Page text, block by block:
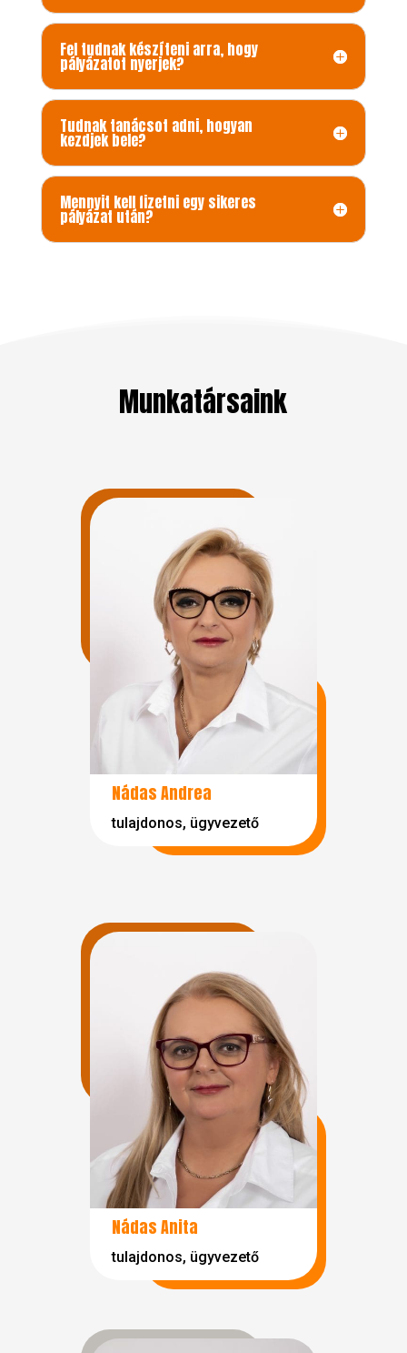
Fel tudnak készíteni arra, hogy
pályázatot nyerjek?
Tudnak tanácsot adni, hogyan
kezdjek bele?
Mennyit kell fizetni egy sikeres
pályázat után?
Munkatársaink
Nádas Andrea
tulajdonos, ügyvezető
Nádas Anita
tulajdonos, ügyvezető